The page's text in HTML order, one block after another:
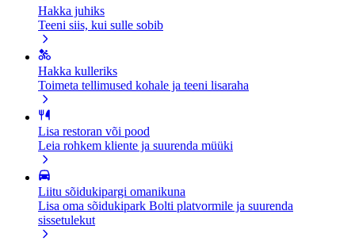
Hakka juhiks
Teeni siis, kui sulle sobib
Hakka kulleriks
Toimeta tellimused kohale ja teeni lisaraha
Lisa restoran või pood
Leia rohkem kliente ja suurenda müüki
Liitu sõidukipargi omanikuna
Lisa oma sõidukipark Bolti platvormile ja suurenda
sissetulekut